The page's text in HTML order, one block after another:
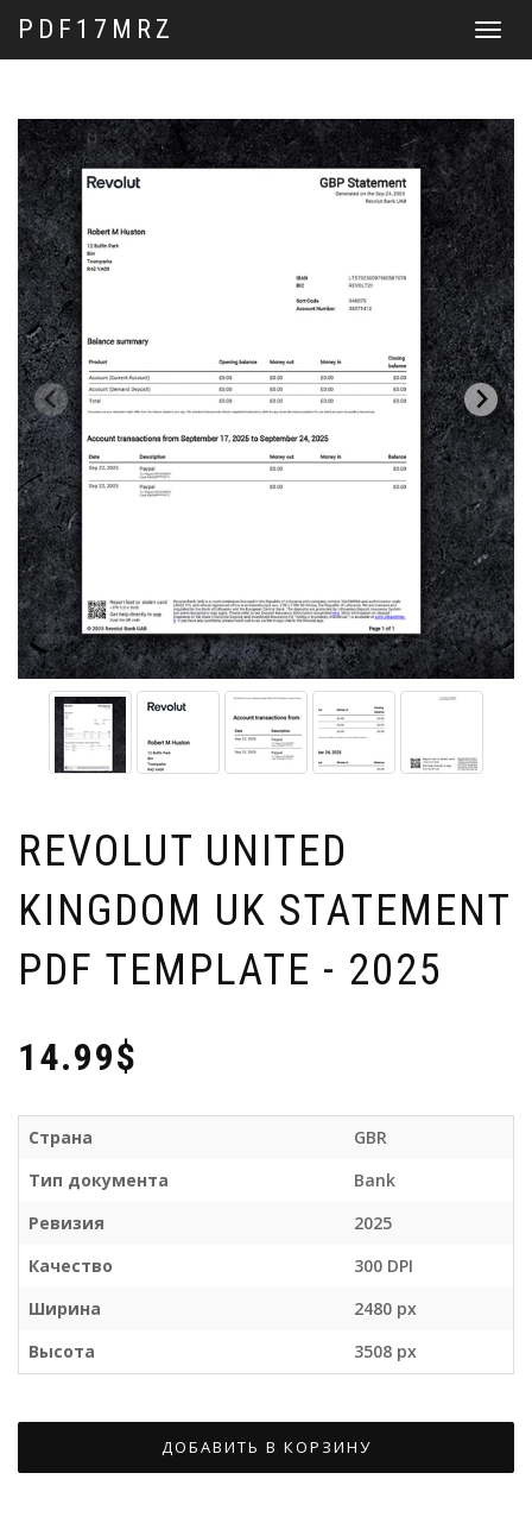
PDF17MRZ
REVOLUT UNITED
KINGDOM UK STATEMENT
PDF TEMPLATE - 2025
14.99$
Страна
GBR
Тип документа
Bank
Ревизия
2025
Качество
300 DPI
Ширина
2480 px
Высота
3508 px
ДОБАВИТЬ В КОРЗИНУ